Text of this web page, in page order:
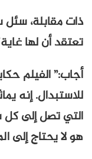
ذات مقابلة، سئل
تعتقد أن لها
أجاب:” الفيلم
للاستبدال. إنه
التي تصل إلى
هو لا يحتاج إلى